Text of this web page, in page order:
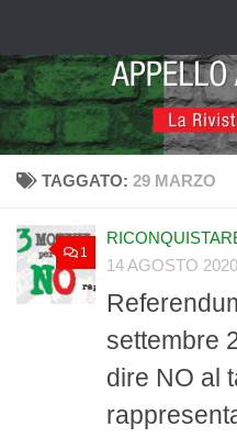
TAGGATO: 29 MARZO
1
14 AGOSTO 2020
settembre
dire NO al